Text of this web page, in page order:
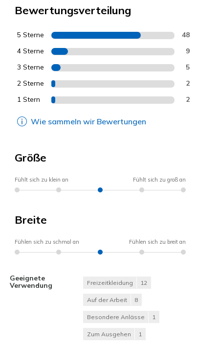
Bewertungsverteilung
5 Sterne 48
4 Sterne 9
3 Sterne 5
2 Sterne 2
1 Stern 2
Wie sammeln wir Bewertungen
Größe
Fühlt sich zu klein an Fühlt sich zu groß an
Breite
Fühlen sich zu schmal an Fühlen sich zu breit an
Geeignete
Verwendung
Freizeitkleidung 12
Auf der Arbeit 8
Besondere Anlässe 1
Zum Ausgehen 1